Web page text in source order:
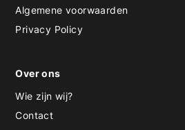
Algemene voorwaarden
Privacy Policy
Over ons
Wie zijn wij?
Contact